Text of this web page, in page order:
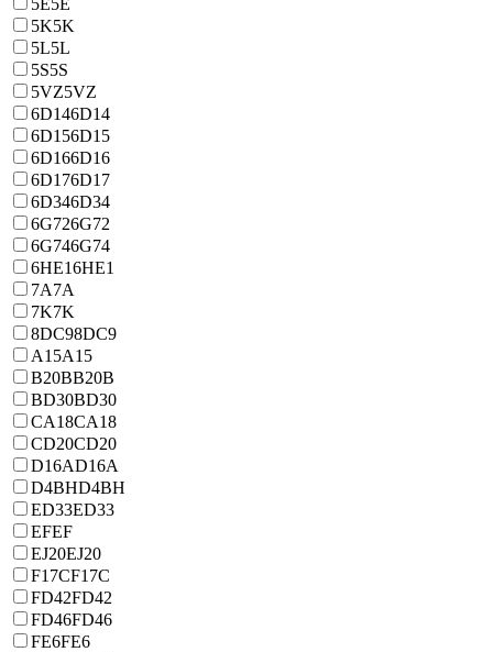
5K5K
5L5L
5S5S
5VZ5VZ
6D146D14
6D156D15
6D166D16
6D176D17
6D346D34
6G726G72
6G746G74
6HE16HE1
7A7A
7K7K
8DC98DC9
A15A15
B20BB20B
BD30BD30
CA18CA18
CD20CD20
D16AD16A
D4BHD4BH
ED33ED33
EFEF
EJ20EJ20
F17CF17C
FD42FD42
FD46FD46
FE6FE6